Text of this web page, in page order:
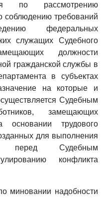
по рассмотрению
соблюдению требований
федеральных
служащих Судебного
должности
гражданской службы в
в субъектах
на которые и
Судебным
замещающих
основании трудового
для выполнения
перед Судебным
конфликта
миновании надобности